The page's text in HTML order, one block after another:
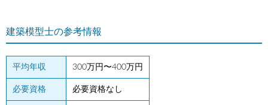
建築模型士の参考情報
平均年収 300万円〜400万円
必要資格 必要資格なし